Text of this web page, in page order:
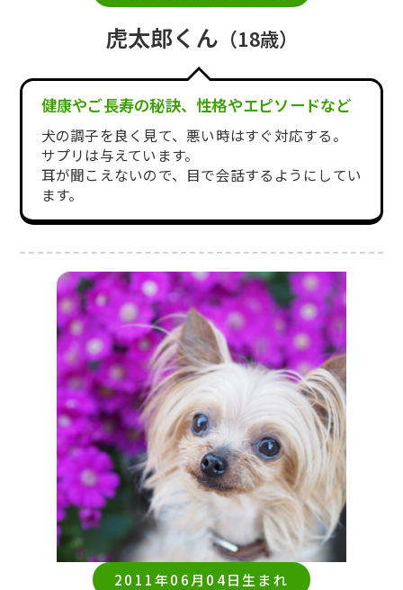
虎太郎くん （18歳）
健康やご長寿の秘訣、性格やエピソードなど
犬の調子を良く見て、悪い時はすぐ対応する。
サプリは与えています。
耳が聞こえないので、目で会話するようにしてい
ます。
2011年06月04日生まれ